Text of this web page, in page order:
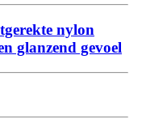
nylon
glanzend gevoel